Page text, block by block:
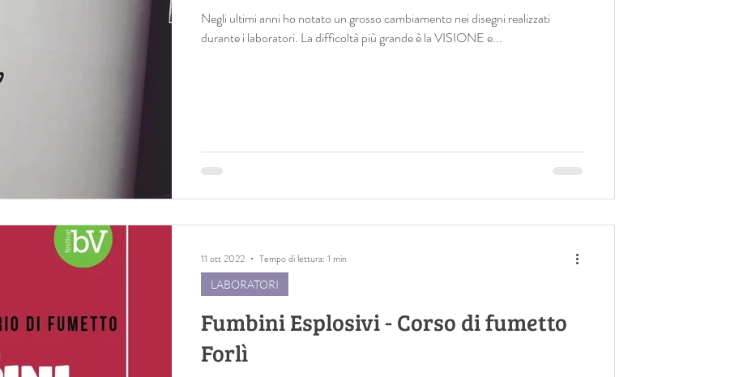
Negli ultimi anni ho notato un grosso cambiamento nei disegni realizzati
durante i laboratori. La difficoltà più grande è la VISIONE e...
Fumbini Esplosivi - Corso di fumetto
Forlì
LABORATORI
11 ott 2022 Tempo di lettura: 1 min